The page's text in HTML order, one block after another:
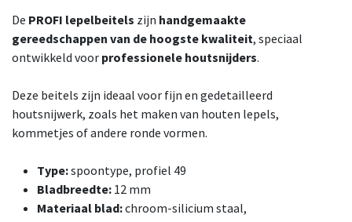
De PROFI lepelbeitels zijn handgemaakte
gereedschappen van de hoogste kwaliteit, speciaal
ontwikkeld voor professionele houtsnijders.
Deze beitels zijn ideaal voor fijn en gedetailleerd
houtsnijwerk, zoals het maken van houten lepels,
kommetjes of andere ronde vormen.
Type:spoontype, profiel 49
Bladbreedte: 12 mm
Materiaal blad:chroom-silicium staal,